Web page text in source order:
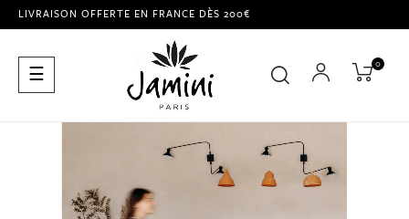
LIVRAISON OFFERTE EN FRANCE DÈS 200€
Basculer
la
☰ 0